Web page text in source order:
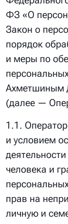
ФЗ «О
Закон о
порядок
и меры по
Ахметшиным
(далее —
1.1.
и условием
человека и
прав на
личную и